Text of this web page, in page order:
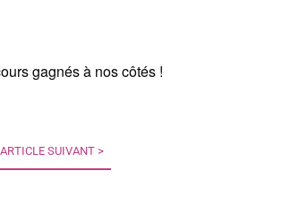
gagnés à nos côtés !
ARTICLE SUIVANT >